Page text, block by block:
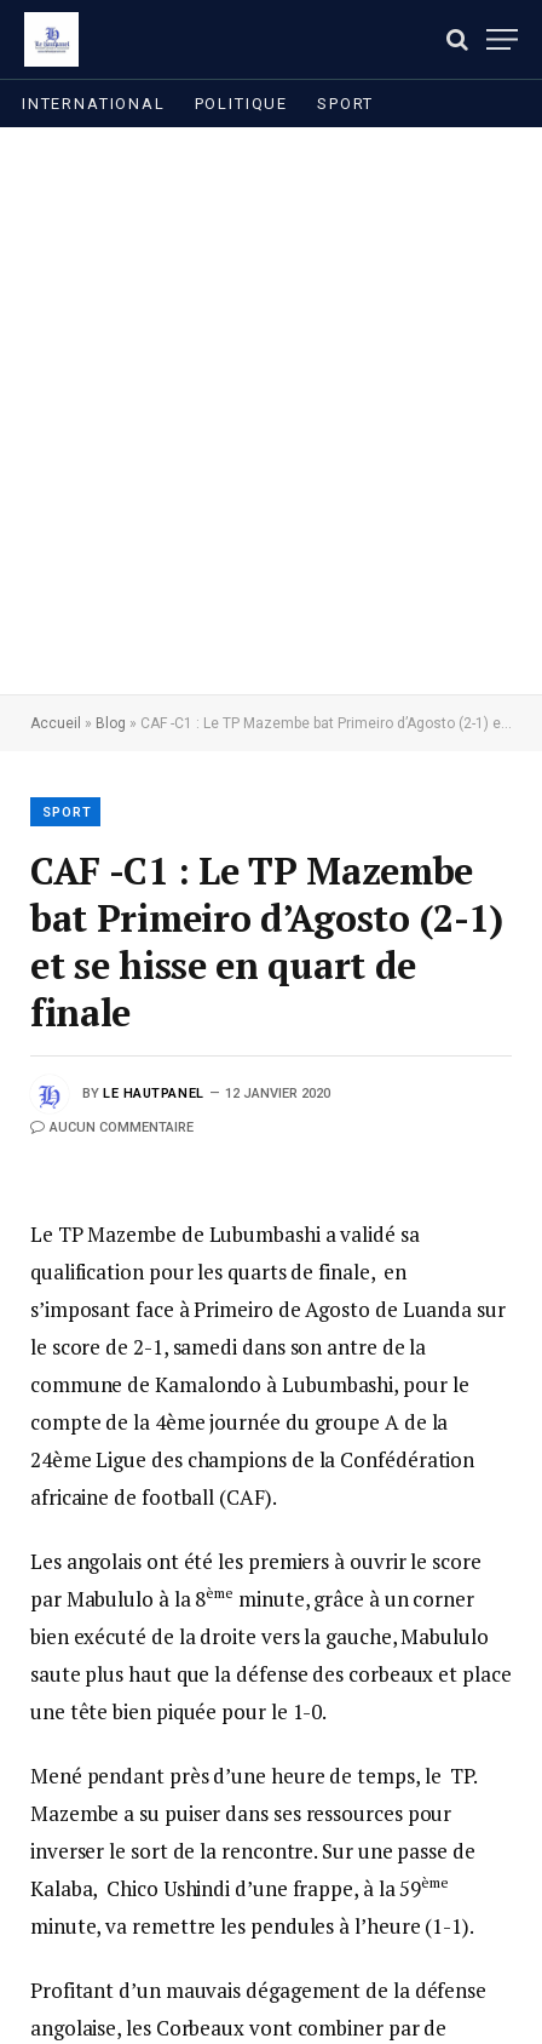
INTERNATIONAL POLITIQUE SPORT
Accueil » Blog » CAF -C1 : Le TP Mazembe bat Primeiro d’Agosto (2-1) et se hisse en quart de finale
SPORT
CAF -C1 : Le TP Mazembe
bat Primeiro d’Agosto (2-1)
et se hisse en quart de
finale
BY LE HAUTPANEL 12 JANVIER 2020
AUCUN COMMENTAIRE
Le TP Mazembe de Lubumbashi a validé sa
qualification pour les quarts de finale, en
s’imposant face à Primeiro de Agosto de Luanda sur
le score de 2-1, samedi dans son antre de la
commune de Kamalondo à Lubumbashi, pour le
compte de la 4ème journée du groupe A de la
24ème Ligue des champions de la Confédération
africaine de football (CAF).
Les angolais ont été les premiers à ouvrir le score
par Mabululo à la 8ème minute, grâce à un corner
bien exécuté de la droite vers la gauche, Mabululo
saute plus haut que la défense des corbeaux et place
une tête bien piquée pour le 1-0.
Mené pendant près d’une heure de temps, le TP.
Mazembe a su puiser dans ses ressources pour
inverser le sort de la rencontre. Sur une passe de
Kalaba, Chico Ushindi d’une frappe, à la 59ème
minute, va remettre les pendules à l’heure (1-1).
Profitant d’un mauvais dégagement de la défense
angolaise, les Corbeaux vont combiner par de